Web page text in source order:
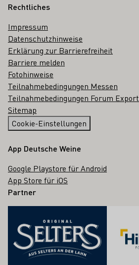
Rechtliches
Impressum
Datenschutzhinweise
Erklärung zur Barrierefreiheit
Barriere melden
Fotohinweise
Teilnahmebedingungen Messen
Teilnahmebedingungen Forum Export
Sitemap
Cookie-Einstellungen
App Deutsche Weine
Google Playstore für Android
App Store für iOS
Partner